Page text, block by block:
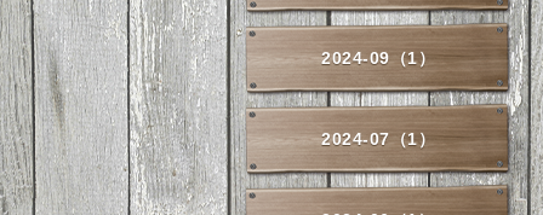
2024-09（1）
2024-07（1）